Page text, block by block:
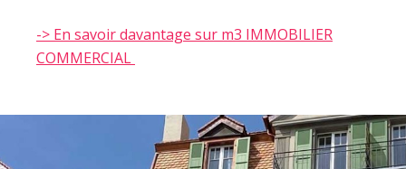
-> En savoir davantage sur m3 IMMOBILIER
COMMERCIAL